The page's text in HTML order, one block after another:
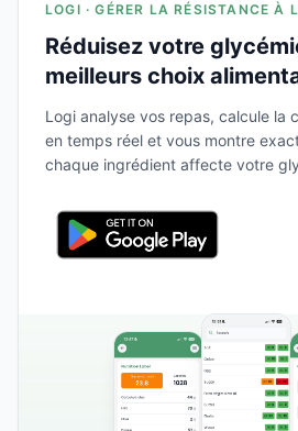
LOGI · GÉRER LA RÉSISTANCE À
Réduisez votre
meilleurs choix
Logi analyse vos repas, calcule la
en temps réel et vous montre
chaque ingrédient affecte votre